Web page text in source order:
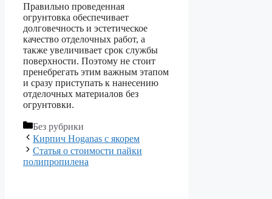
Правильно проведенная
огрунтовка обеспечивает
долговечность и эстетическое
качество отделочных работ, а
также увеличивает срок службы
поверхности. Поэтому не стоит
пренебрегать этим важным этапом
и сразу приступать к нанесению
отделочных материалов без
огрунтовки.
Рубрики
Без рубрики
Кирпич Hoganas с якорем
Статья о стоимости пайки
полипропилена